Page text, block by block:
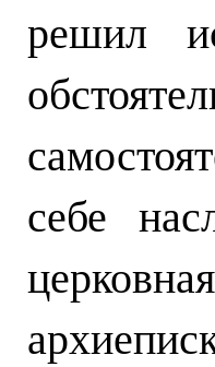
решил
себе